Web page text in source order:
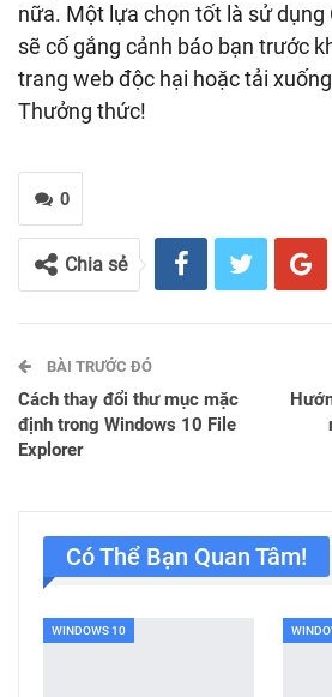
nữa. Một lựa chọn tốt là sử dụng
sẽ cố gắng cảnh báo bạn trước
trang web độc hại hoặc tải
Thưởng thức!
0
Chia sẻ
BÀI TRƯỚC ĐÓ
Cách thay đổi thư mục mặc
định trong Windows 10 File
Explorer
Có Thể Bạn Quan Tâm!
WINDOWS 10